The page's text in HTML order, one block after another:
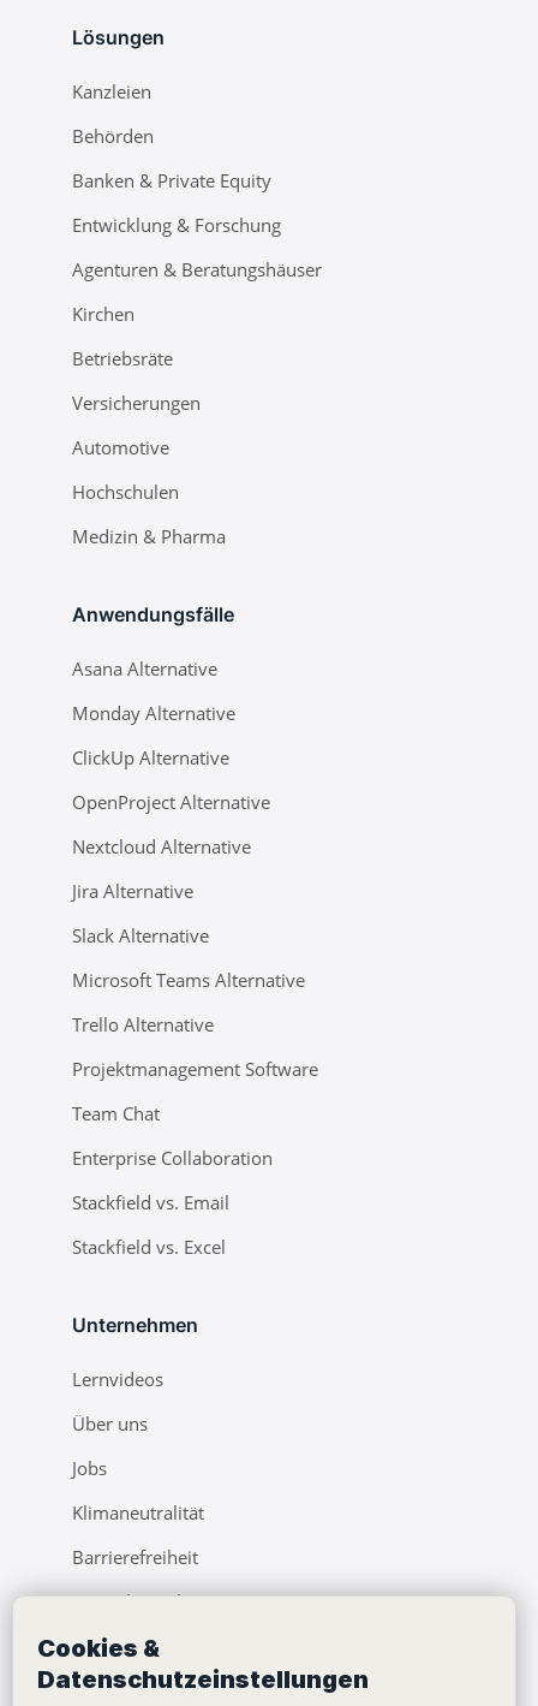
Cookies &
Datenschutzeinstellungen
Lösungen
Kanzleien
Behörden
Banken & Private Equity
Entwicklung & Forschung
Agenturen & Beratungshäuser
Kirchen
Betriebsräte
Versicherungen
Automotive
Hochschulen
Medizin & Pharma
Anwendungsfälle
Asana Alternative
Monday Alternative
ClickUp Alternative
OpenProject Alternative
Nextcloud Alternative
Jira Alternative
Slack Alternative
Microsoft Teams Alternative
Trello Alternative
Projektmanagement Software
Team Chat
Enterprise Collaboration
Stackfield vs. Email
Stackfield vs. Excel
Unternehmen
Lernvideos
Über uns
Jobs
Klimaneutralität
Barrierefreiheit
Pressebereich
Webinare
Learning Center